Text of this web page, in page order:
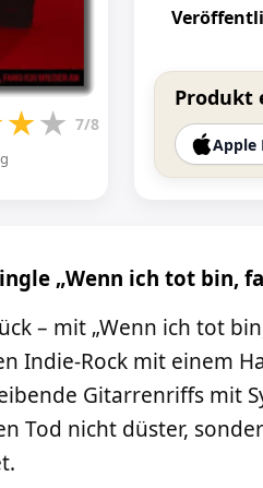
★★ 7/8
Produkt
Apple
„Wenn ich tot bin,
– mit „Wenn ich tot
Indie-Rock mit einem
Gitarrenriffs mit
Tod nicht düster,